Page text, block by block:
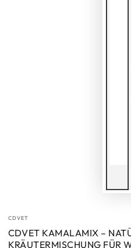
CDVET
CDVET KAMALAMIX –
KRÄUTERMISCHUNG FÜR